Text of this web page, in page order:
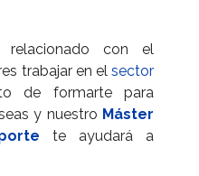
con el
trabajar en elsector
de formarte para
y nuestro Máster
te ayudará a